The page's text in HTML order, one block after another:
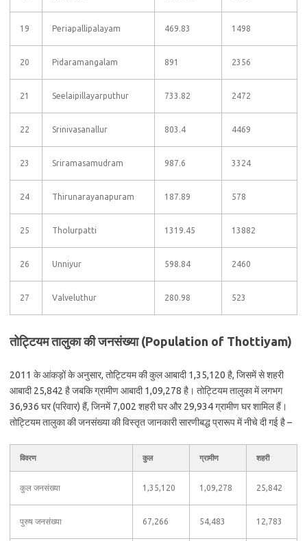
19 Periapallipalayam 469.83 1498
20 Pidaramangalam 891 2356
21 Seelaipillayarputhur 733.82 2472
22 Srinivasanallur 803.4 4469
23 Sriramasamudram 987.6 3324
24 Thirunarayanapuram 187.89 578
25 Tholurpatti 1319.45 13882
26 Unniyur 598.84 2460
27 Valveluthur 280.98 523
तोट्टियम तालुका की जनसंख्या (Population of Thottiyam)
2011 के आंकड़ों के अनुसार, तोट्टियम की कुल आबादी 1,35,120 है, जिसमें से शहरी
आबादी 25,842 है जबकि ग्रामीण आबादी 1,09,278 है। तोट्टियम तालुका में लगभग
36,936 घर (परिवार) हैं, जिनमें 7,002 शहरी घर और 29,934 ग्रामीण घर शामिल हैं।
तोट्टियम तालुका की जनसंख्या की विस्तृत जानकारी सारणीबद्ध प्रारूप में नीचे दी गई है –
विवरण कुल ग्रामीण शहरी
कुल जनसंख्या 1,35,120 1,09,278 25,842
पुरुष जनसंख्या 67,266 54,483 12,783